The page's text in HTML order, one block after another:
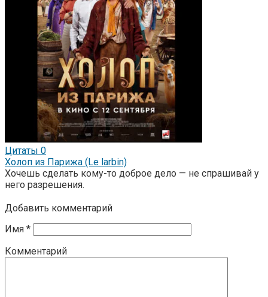
Цитаты 0
Холоп из Парижа (Le larbin)
Хочешь сделать кому-то доброе дело — не спрашивай у
него разрешения.
Добавить комментарий
Имя *
Комментарий